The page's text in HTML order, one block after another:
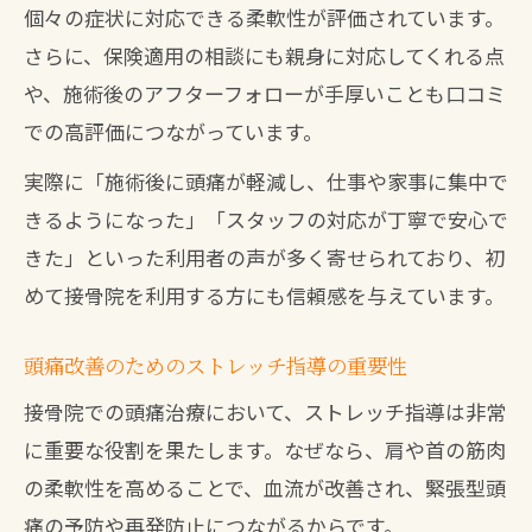
個々の症状に対応できる柔軟性が評価されています。
さらに、保険適用の相談にも親身に対応してくれる点
や、施術後のアフターフォローが手厚いことも口コミ
での高評価につながっています。
実際に「施術後に頭痛が軽減し、仕事や家事に集中で
きるようになった」「スタッフの対応が丁寧で安心で
きた」といった利用者の声が多く寄せられており、初
めて接骨院を利用する方にも信頼感を与えています。
頭痛改善のためのストレッチ指導の重要性
接骨院での頭痛治療において、ストレッチ指導は非常
に重要な役割を果たします。なぜなら、肩や首の筋肉
の柔軟性を高めることで、血流が改善され、緊張型頭
痛の予防や再発防止につながるからです。